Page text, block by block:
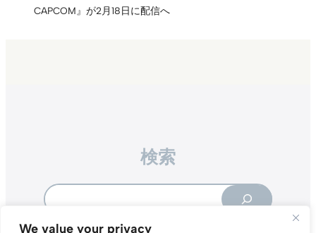
We value your privacy
CAPCOM』が2月18日に配信へ
検索